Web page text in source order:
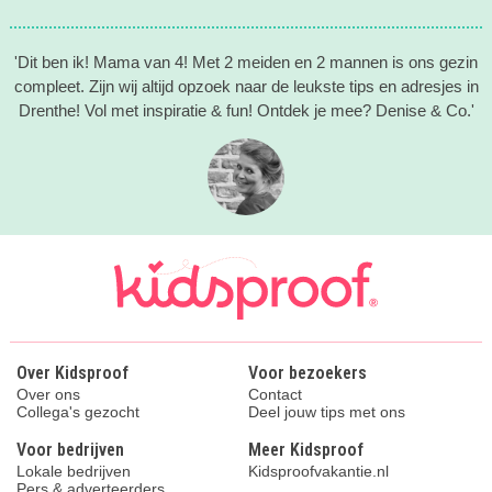
'Dit ben ik! Mama van 4! Met 2 meiden en 2 mannen is ons gezin
compleet. Zijn wij altijd opzoek naar de leukste tips en adresjes in
Drenthe! Vol met inspiratie & fun! Ontdek je mee? Denise & Co.'
Over Kidsproof
Over ons
Collega's gezocht
Voor bezoekers
Contact
Deel jouw tips met ons
Voor bedrijven
Lokale bedrijven
Meer Kidsproof
Kidsproofvakantie.nl